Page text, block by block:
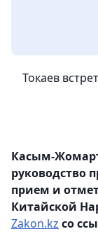
Токаев
Касым-
руководство
прием и
Китайской
Zakon.kz со